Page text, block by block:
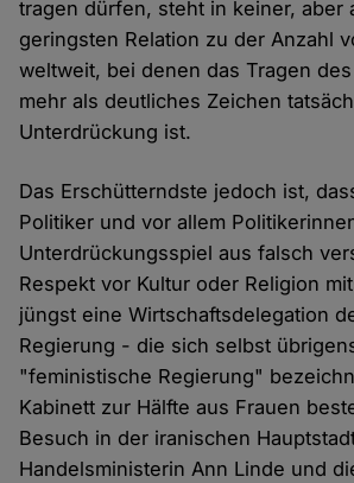
tragen dürfen, steht in keiner, aber
geringsten Relation zu der Anzahl
weltweit, bei denen das Tragen
mehr als deutliches Zeichen
Unterdrückung ist.
Das Erschütterndste jedoch ist,
Politiker und vor allem
Unterdrückungsspiel aus falsch
Respekt vor Kultur oder Religion
jüngst eine Wirtschaftsdelegation
Regierung - die sich selbst
"feministische Regierung"
Kabinett zur Hälfte aus Frauen
Besuch in der iranischen
Handelsministerin Ann Linde und